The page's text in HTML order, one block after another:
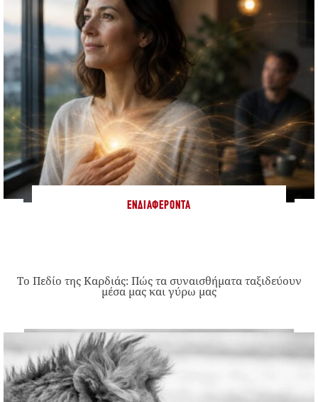
ΕΝΔΙΑΦΈΡΟΝΤΑ
Το Πεδίο της Καρδιάς: Πώς τα συναισθήματα ταξιδεύουν
μέσα μας και γύρω μας